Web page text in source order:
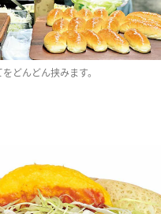
どんどん挟みます。